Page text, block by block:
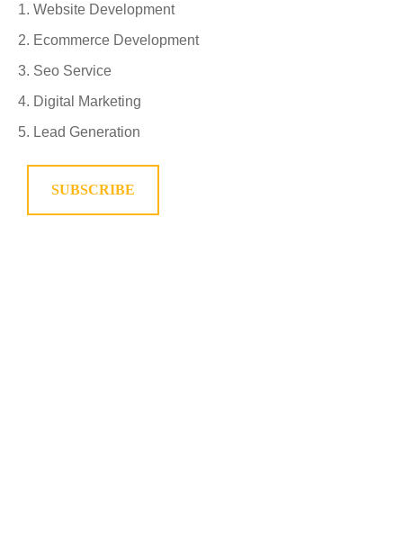
Website Development
Ecommerce Development
Seo Service
Digital Marketing
Lead Generation
SUBSCRIBE